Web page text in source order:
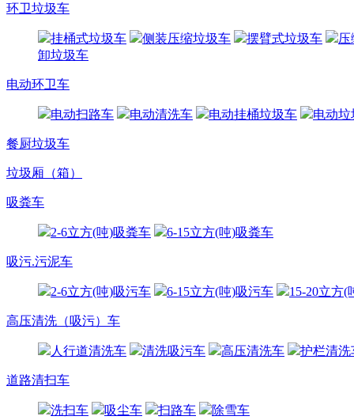
环卫垃圾车
挂桶式垃圾车 侧装压缩垃圾车 摆臂式垃圾车
压
卸垃圾车
电动环卫车
电动扫路车 电动清洗车 电动挂桶垃圾车 电动
餐厨垃圾车
垃圾厢（箱）
吸粪车
2-6立方(吨)吸粪车 6-15立方(吨)吸粪车
吸污.污泥车
2-6立方(吨)吸污车 6-15立方(吨)吸污车 15-20立方(
高压清洗（吸污）车
人行道清洗车 清洗吸污车 高压清洗车 护栏清洗
道路清扫车
洗扫车 吸尘车 扫路车 除雪车